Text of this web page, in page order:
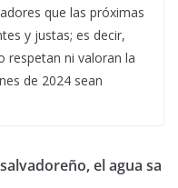
que las próximas
y justas; es decir,
respetan ni valoran la
de 2024 sean
el agua sa